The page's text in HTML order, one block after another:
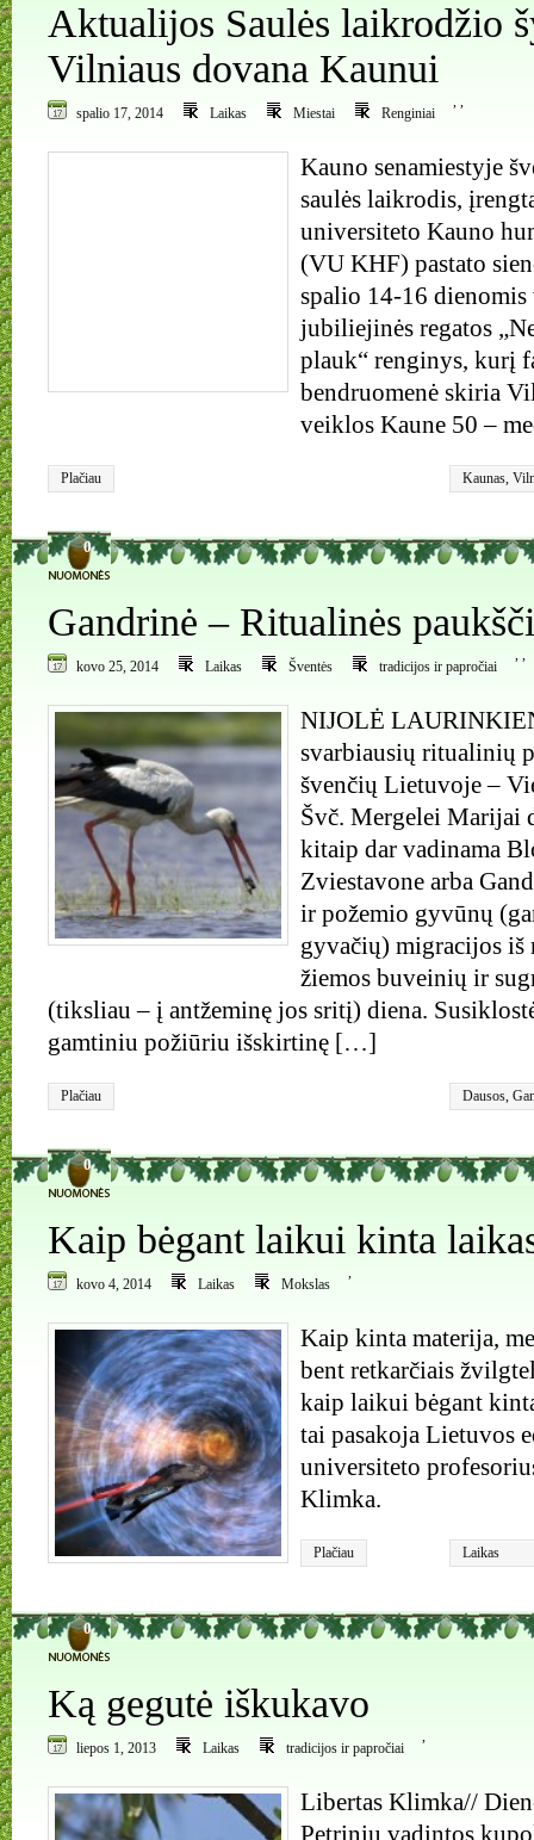
Aktualijos Saulės laikrodžio
Vilniaus dovana Kaunui
spalio 17, 2014 Laikas
,
Miestai
,
Renginiai
Kauno senamiestyje
saulės laikrodis,
universiteto Kauno
(VU KHF) pastato
spalio 14-16
jubiliejinės regatos
plauk“ renginys, kurį
bendruomenė skiria
veiklos Kaune 50 –
Plačiau Kaunas,
0
Gandrinė – Ritualinės
kovo 25, 2014 Laikas
,
Šventės
,
tradicijos ir papročiai
NIJOLĖ
svarbiausių ritualinių
švenčių Lietuvoje –
Švč. Mergelei Marijai
kitaip dar vadinama
Zviestavone arba
ir požemio gyvūnų
gyvačių) migracijos
žiemos buveinių ir
(tiksliau – į antžeminę jos sritį) diena.
gamtiniu požiūriu išskirtinę […]
Plačiau Dausos,
0
Kaip bėgant laikui kinta
kovo 4, 2014 Laikas
,
Mokslas
Kaip kinta materija,
bent retkarčiais
kaip laikui bėgant
tai pasakoja Lietuvos
universiteto
Klimka.
Plačiau Laikas
0
Ką gegutė iškukavo
liepos 1, 2013 Laikas
,
tradicijos ir papročiai
Libertas Klimka//
Petrinių vadintos